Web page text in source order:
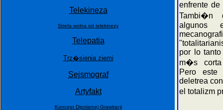
Telekineza
Strefa wolna od telekinezy
Telepatia
Trz�sienia ziemi
Sejsmograf
Artyfakt
Koncept Dipolarnej Grawitacji
enfrente
Tambi�n
algunos
por lo
m�s corta
Pero este
deletrea
el totalizm